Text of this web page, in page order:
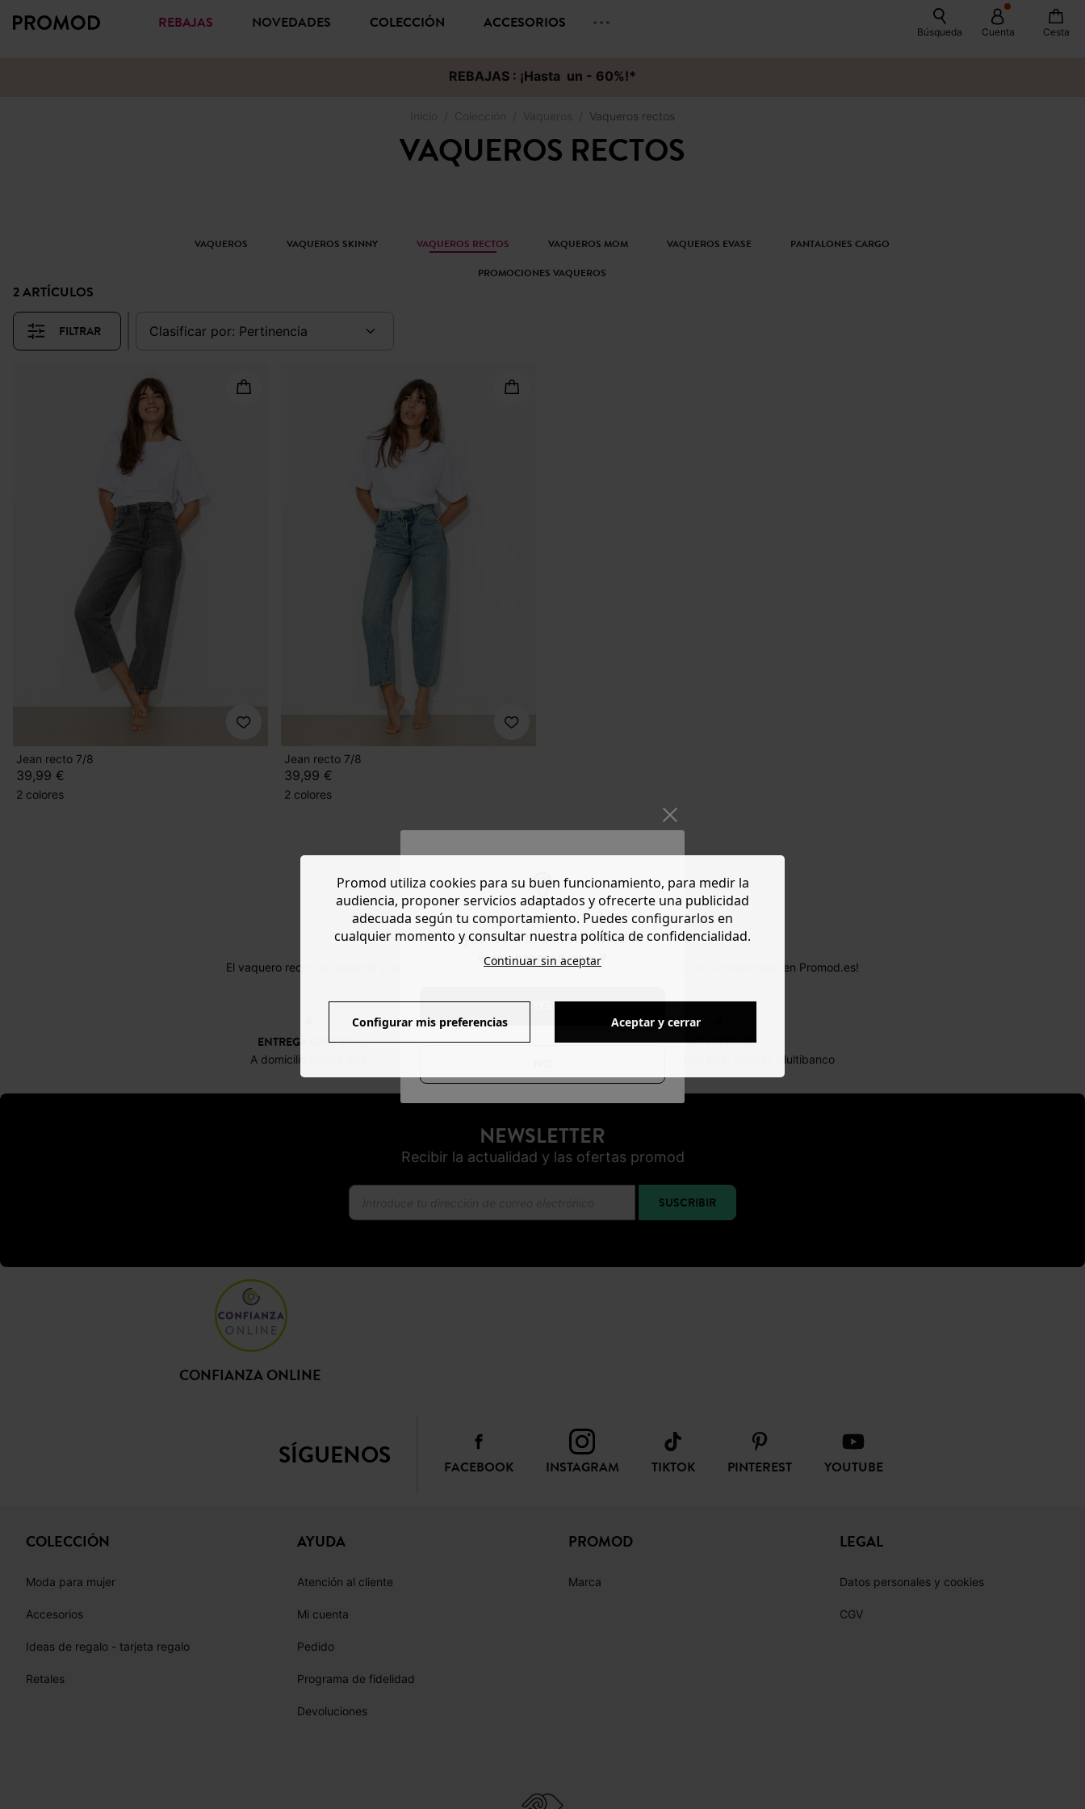
Do you want to be redirected to
www.promod.com ?
REBAJAS NOVEDADES COLECCIÓN ACCESORIOS Búsqueda Cuenta Cesta
REBAJAS : ¡Hasta un - 60%!*
Vaqueros rectos
VAQUEROS RECTOS
VAQUEROS VAQUEROS SKINNY VAQUEROS RECTOS VAQUEROS MOM VAQUEROS EVASE
PANTALONES CARGO
PROMOCIONES VAQUEROS
2 ARTÍCULOS
FILTRAR clasificar por: pertinencia
Jean recto 7/8
39,99 €
2 colores
Jean recto 7/8
39,99 €
2 colores
2
El vaquero recto es elegante y estival, básico y actual. ¡Compra online un vaquero recto de la temporada en Promod.es!
ENTREGA GRATUITA
A domicilio desde 60€
DEVOLUCIONES PAGO SEGURO
Visa, PayPal, Apple Pay, Paypal, Multibanco
NEWSLETTER
Recibir la actualidad y las ofertas promod
SUSCRIBIR
CONFIANZA ONLINE
SÍGUENOS FACEBOOK INSTAGRAM TIKTOK PINTEREST YOUTUBE
COLECCIÓN
Moda para mujer
Accesorios
Ideas de regalo - tarjeta regalo
Retales
AYUDA
Atención al cliente
Mi cuenta
Pedido
Programa de fidelidad
Devoluciones
PROMOD
Marca
LEGAL
Datos personales y cookies
CGV
Promod utiliza cookies para su buen funcionamiento, para medir la
audiencia, proponer servicios adaptados y ofrecerte una publicidad
adecuada según tu comportamiento. Puedes configurarlos en
cualquier momento y consultar nuestra política de confidencialidad.
Continuar sin aceptar
Configurar mis preferencias Aceptar y cerrar